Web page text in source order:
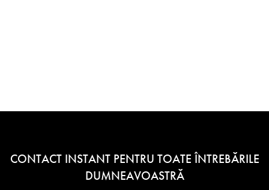
CONTACT INSTANT PENTRU TOATE ÎNTREBĂRILE
DUMNEAVOASTRĂ